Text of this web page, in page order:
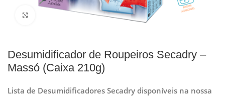
Clique para ampliar
Desumidificador de Roupeiros Secadry –
Massó (Caixa 210g)
Lista de Desumidificadores Secadry disponíveis na nossa